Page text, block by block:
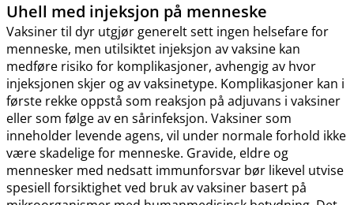
Uhell med injeksjon på menneske
Vaksiner til dyr utgjør generelt sett ingen helsefare for
menneske, men utilsiktet injeksjon av vaksine kan
medføre risiko for komplikasjoner, avhengig av hvor
injeksjonen skjer og av vaksinetype. Komplikasjoner kan i
første rekke oppstå som reaksjon på adjuvans i vaksiner
eller som følge av en sårinfeksjon. Vaksiner som
inneholder levende agens, vil under normale forhold ikke
være skadelige for menneske. Gravide, eldre og
mennesker med nedsatt immunforsvar bør likevel utvise
spesiell forsiktighet ved bruk av vaksiner basert på